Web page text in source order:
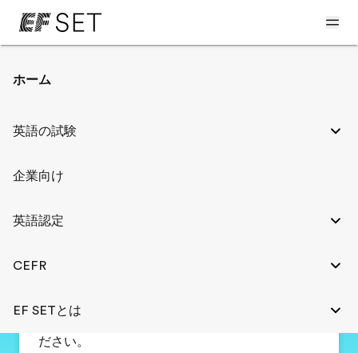
ホーム
英語の試験
企業向け
英語認定
CEFR
EF SETとは
50
証明書が必要ですが、長時間の試験を受ける時間
ださい。